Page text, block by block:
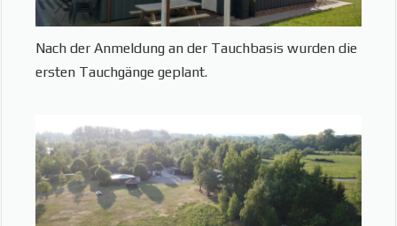
Nach der Anmeldung an der Tauchbasis wurden die
ersten Tauchgänge geplant.